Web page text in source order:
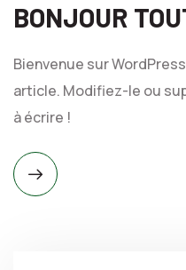
BONJOUR
Bienvenue sur
article. Modifiez-le ou
à écrire !